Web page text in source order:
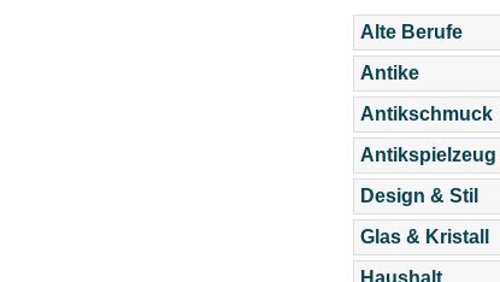
Alte Berufe
Antike
Antikschmuck
Antikspielzeug
Design & Stil
Glas & Kristall
Haushalt